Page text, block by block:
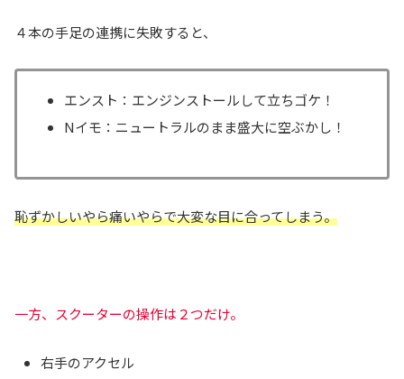
４本の手足の連携に失敗すると、
エンスト：エンジンストールして立ちゴケ！
Nイモ：ニュートラルのまま盛大に空ぶかし！
恥ずかしいやら痛いやらで大変な目に合ってしまう。
一方、スクーターの操作は２つだけ。
右手のアクセル